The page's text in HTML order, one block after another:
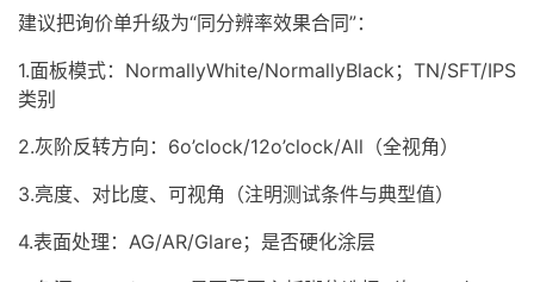
建议把询价单升级为“同分辨率效果合同”：
1.面板模式：NormallyWhite/NormallyBlack；TN/SFT/IPS
类别
2.灰阶反转方向：6o’clock/12o’clock/All（全视角）
3.亮度、对比度、可视角（注明测试条件与典型值）
4.表面处理：AG/AR/Glare；是否硬化涂层